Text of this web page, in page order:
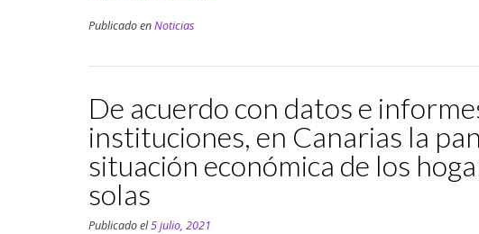
Publicado enNoticias
De acuerdo con datos e
instituciones, en Canarias la
situación económica de los
solas
Publicado el5 julio, 2021